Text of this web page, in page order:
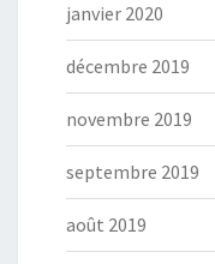
janvier 2020
décembre 2019
novembre 2019
septembre 2019
août 2019